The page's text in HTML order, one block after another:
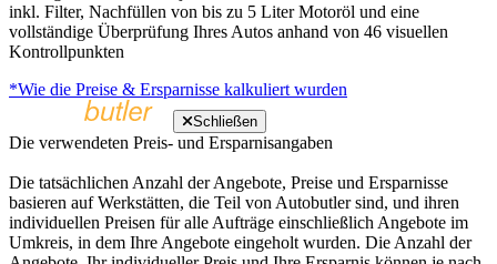
inkl. Filter, Nachfüllen von bis zu 5 Liter Motoröl und eine
vollständige Überprüfung Ihres Autos anhand von 46 visuellen
Kontrollpunkten
*Wie die Preise & Ersparnisse kalkuliert wurden
Schließen
Die verwendeten Preis- und Ersparnisangaben
Die tatsächlichen Anzahl der Angebote, Preise und Ersparnisse
basieren auf Werkstätten, die Teil von Autobutler sind, und ihren
individuellen Preisen für alle Aufträge einschließlich Angebote im
Umkreis, in dem Ihre Angebote eingeholt wurden. Die Anzahl der